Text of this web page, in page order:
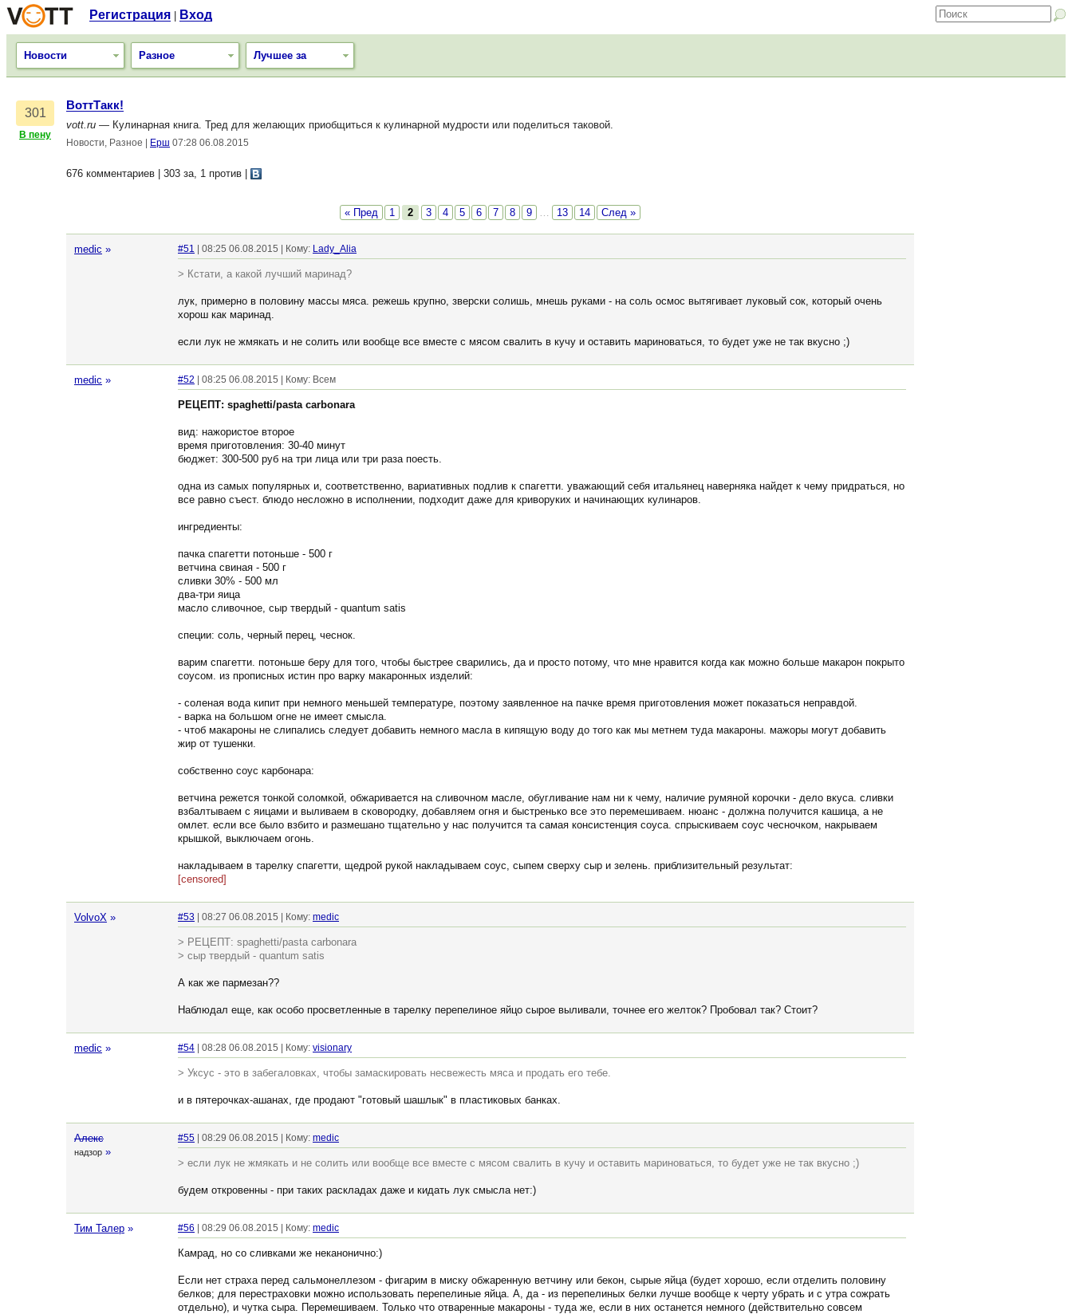
Регистрация Вход
Новости Разное Лучшее за
301
В пену
ВоттТакк!
vott.ru — Кулинарная книга. Тред для желающих приобщиться к кулинарной мудрости или поделиться таковой.
Новости, Разное Ерш 07:28 06.08.2015
676 комментариев | 303 за, 1 против
« Пред 1 2 3 4 5 6 7 8 9 … 13 14 След »
medic » #51 | 08:25 06.08.2015 | Кому: Lady_Alia
> Кстати, а какой лучший маринад?
лук, примерно в половину массы мяса. режешь крупно, зверски солишь, мнешь руками - на соль осмос вытягивает луковый сок, который очень
хорош как маринад.
если лук не жмякать и не солить или вообще все вместе с мясом свалить в кучу и оставить мариноваться, то будет уже не так вкусно ;)
medic » #52 | 08:25 06.08.2015 | Кому: Всем
РЕЦЕПТ: spaghetti/pasta carbonara
вид: нажористое второе
время приготовления: 30-40 минут
бюджет: 300-500 руб на три лица или три раза поесть.
одна из самых популярных и, соответственно, вариативных подлив к спагетти. уважающий себя итальянец наверняка найдет к чему придраться, но
все равно съест. блюдо несложно в исполнении, подходит даже для криворуких и начинающих кулинаров.
ингредиенты:
пачка спагетти потоньше - 500 г
ветчина свиная - 500 г
сливки 30% - 500 мл
два-три яица
масло сливочное, сыр твердый - quantum satis
специи: соль, черный перец, чеснок.
варим спагетти. потоньше беру для того, чтобы быстрее сварились, да и просто потому, что мне нравится когда как можно больше макарон покрыто
соусом. из прописных истин про варку макаронных изделий:
- соленая вода кипит при немного меньшей температуре, поэтому заявленное на пачке время приготовления может показаться неправдой.
- варка на большом огне не имеет смысла.
- чтоб макароны не слипались следует добавить немного масла в кипящую воду до того как мы метнем туда макароны. мажоры могут добавить
жир от тушенки.
собственно соус карбонара:
ветчина режется тонкой соломкой, обжаривается на сливочном масле, обугливание нам ни к чему, наличие румяной корочки - дело вкуса. сливки
взбалтываем с яицами и выливаем в сковородку, добавляем огня и быстренько все это перемешиваем. нюанс - должна получится кашица, а не
омлет. если все было взбито и размешано тщательно у нас получится та самая консистенция соуса. спрыскиваем соус чесночком, накрываем
крышкой, выключаем огонь.
накладываем в тарелку спагетти, щедрой рукой накладываем соус, сыпем сверху сыр и зелень. приблизительный результат:
[censored]
VolvoX » #53 | 08:27 06.08.2015 | Кому: medic
> РЕЦЕПТ: spaghetti/pasta carbonara
> сыр твердый - quantum satis
А как же пармезан??
Наблюдал еще, как особо просветленные в тарелку перепелиное яйцо сырое выливали, точнее его желток? Пробовал так? Стоит?
medic » #54 | 08:28 06.08.2015 | Кому: visionary
> Уксус - это в забегаловках, чтобы замаскировать несвежесть мяса и продать его тебе.
и в пятерочках-ашанах, где продают "готовый шашлык" в пластиковых банках.
Алекс
надзор »
#55 | 08:29 06.08.2015 | Кому: medic
> если лук не жмякать и не солить или вообще все вместе с мясом свалить в кучу и оставить мариноваться, то будет уже не так вкусно ;)
будем откровенны - при таких раскладах даже и кидать лук смысла нет:)
Тим Талер » #56 | 08:29 06.08.2015 | Кому: medic
Камрад, но со сливками же неканонично:)
Если нет страха перед сальмонеллезом - фигарим в миску обжаренную ветчину или бекон, сырые яйца (будет хорошо, если отделить половину
белков; для перестраховки можно использовать перепелиные яйца. А, да - из перепелиных белки лучше вообще к черту убрать и с утра сожрать
отдельно), и чутка сыра. Перемешиваем. Только что отваренные макароны - туда же, если в них останется немного (действительно совсем